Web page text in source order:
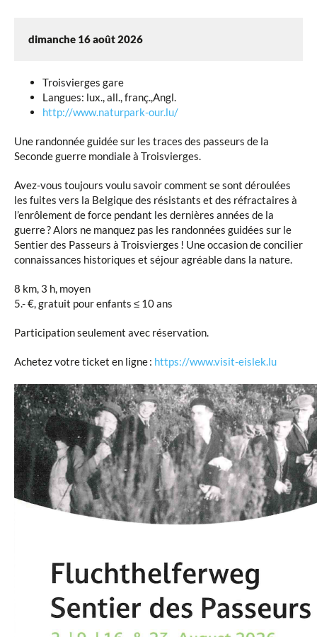
Divers
eRaider
Publications
Annuaire
Liens
Galerie Photos
dimanche 16 août 2026
Troisvierges gare
Langues: lux., all., franç.,Angl.
http://www.naturpark-our.lu/
Une randonnée guidée sur les traces des passeurs de la
Seconde guerre mondiale à Troisvierges.
Avez-vous toujours voulu savoir comment se sont déroulées
les fuites vers la Belgique des résistants et des réfractaires à
l’enrôlement de force pendant les dernières années de la
guerre ? Alors ne manquez pas les randonnées guidées sur le
Sentier des Passeurs à Troisvierges ! Une occasion de concilier
connaissances historiques et séjour agréable dans la nature.
8 km, 3 h, moyen
5.- €, gratuit pour enfants ≤ 10 ans
Participation seulement avec réservation.
Achetez votre ticket en ligne : https://www.visit-eislek.lu